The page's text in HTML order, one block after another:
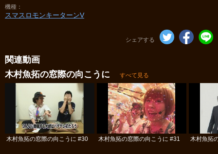
機種
スマスロモンキーターンV
シェアする
関連動画
木村魚拓の窓際の向こうに
すべて見る
木村魚拓の窓際の向こうに #30 木村魚拓の窓際の向こうに #31 木村魚拓